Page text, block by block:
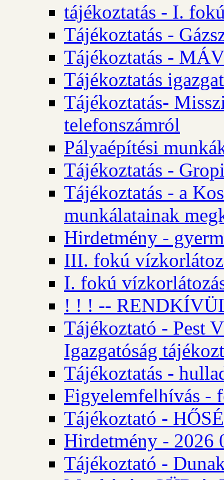
tájékoztatás - I.
Tájékoztatás -
Tájékoztatás -
Tájékoztatás
Tájékoztatás-
telefonszámról
Pályaépítési
Tájékoztatás -
Tájékoztatás - a
munkálatainak
Hirdetmény -
III. fokú
I. fokú
! ! ! --
Tájékoztató - Pest
Igazgatóság
Tájékoztatás -
Figyelemfelhívás -
Tájékoztató -
Hirdetmény - 2026
Tájékoztató -